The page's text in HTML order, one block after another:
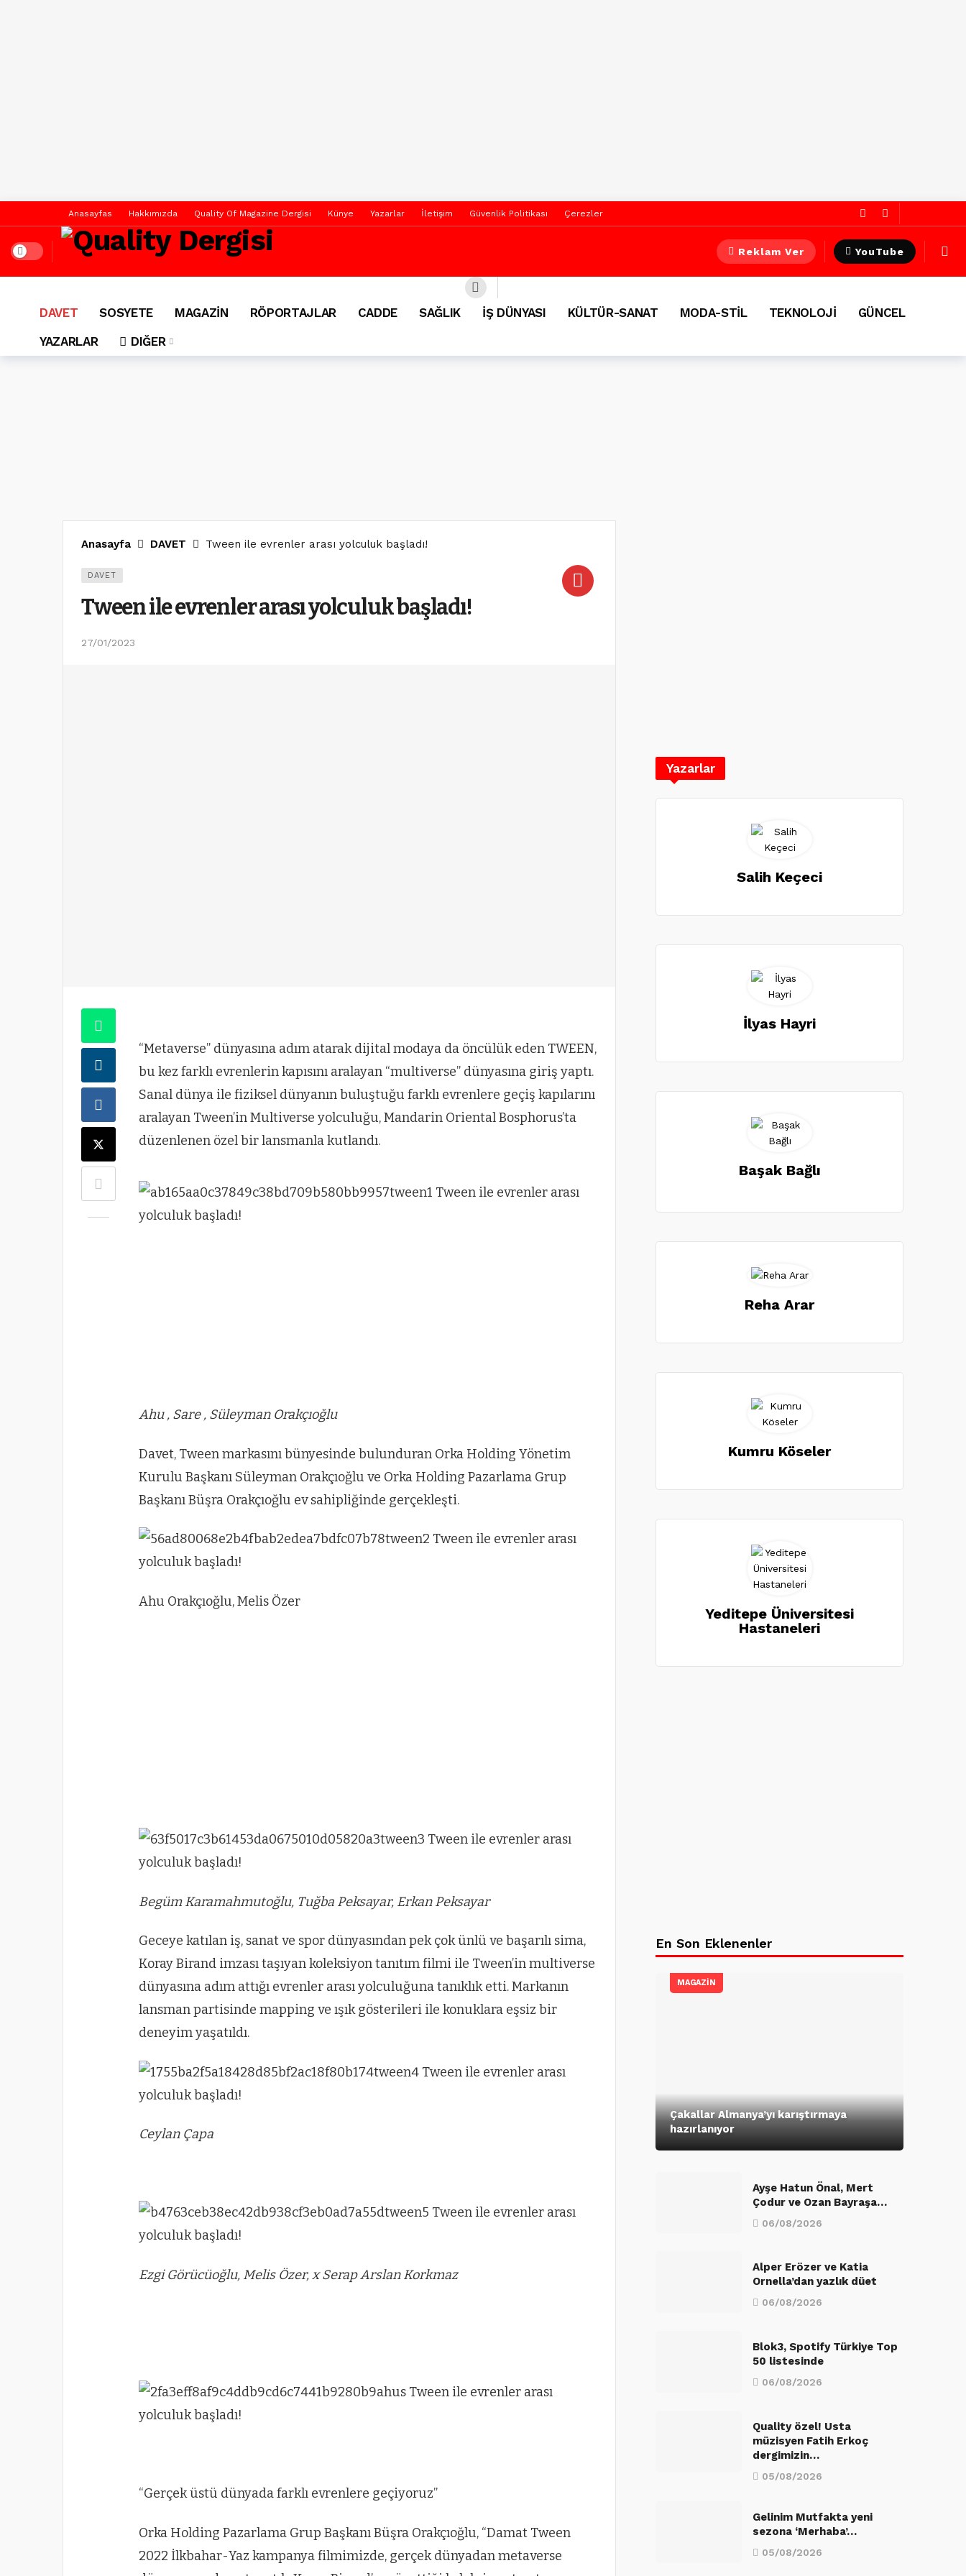
Anasayfas Hakkımızda Quality Of Magazine Dergisi Künye Yazarlar İletişim Güvenlik Politikası Çerezler
Dark mode Reklam Ver YouTube
DAVET SOSYETE MAGAZİN RÖPORTAJLAR CADDE SAĞLIK İŞ DÜNYASI KÜLTÜR-SANAT MODA-STİL TEKNOLOJİ
GÜNCEL
YAZARLAR
DIĞER
Anasayfa DAVET Tween ile evrenler arası yolculuk başladı!
DAVET
Tween ile evrenler arası yolculuk başladı!
27/01/2023
“Metaverse” dünyasına adım atarak dijital modaya da öncülük eden TWEEN,
bu kez farklı evrenlerin kapısını aralayan “multiverse” dünyasına giriş yaptı.
Sanal dünya ile fiziksel dünyanın buluştuğu farklı evrenlere geçiş kapılarını
aralayan Tween’in Multiverse yolculuğu, Mandarin Oriental Bosphorus’ta
düzenlenen özel bir lansmanla kutlandı.
Ahu , Sare , Süleyman Orakçıoğlu
Davet, Tween markasını bünyesinde bulunduran Orka Holding Yönetim
Kurulu Başkanı Süleyman Orakçıoğlu ve Orka Holding Pazarlama Grup
Başkanı Büşra Orakçıoğlu ev sahipliğinde gerçekleşti.
Ahu Orakçıoğlu, Melis Özer
Begüm Karamahmutoğlu, Tuğba Peksayar, Erkan Peksayar
Geceye katılan iş, sanat ve spor dünyasından pek çok ünlü ve başarılı sima,
Koray Birand imzası taşıyan koleksiyon tanıtım filmi ile Tween’in multiverse
dünyasına adım attığı evrenler arası yolculuğuna tanıklık etti. Markanın
lansman partisinde mapping ve ışık gösterileri ile konuklara eşsiz bir
deneyim yaşatıldı.
Ceylan Çapa
Ezgi Görücüoğlu, Melis Özer, x Serap Arslan Korkmaz
“Gerçek üstü dünyada farklı evrenlere geçiyoruz”
Orka Holding Pazarlama Grup Başkanı Büşra Orakçıoğlu, “Damat Tween
2022 İlkbahar-Yaz kampanya filmimizde, gerçek dünyadan metaverse
Yazarlar
Salih Keçeci
İlyas Hayri
Başak Bağlı
Reha Arar
Kumru Köseler
Yeditepe Üniversitesi
Hastaneleri
En Son Eklenenler
MAGAZİN
Çakallar Almanya’yı karıştırmaya
hazırlanıyor
Ayşe Hatun Önal, Mert
Çodur ve Ozan Bayraşa…
06/08/2026
Alper Erözer ve Katia
Ornella’dan yazlık düet
06/08/2026
Blok3, Spotify Türkiye Top
50 listesinde
06/08/2026
Quality özel! Usta
müzisyen Fatih Erkoç
dergimizin…
05/08/2026
Gelinim Mutfakta yeni
sezona ‘Merhaba’…
05/08/2026